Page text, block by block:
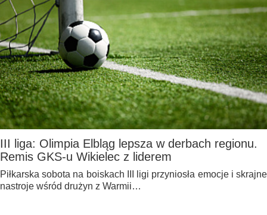
III liga: Olimpia Elbląg lepsza w derbach regionu.
Remis GKS-u Wikielec z liderem
Piłkarska sobota na boiskach III ligi przyniosła emocje i skrajne
nastroje wśród drużyn z Warmii…